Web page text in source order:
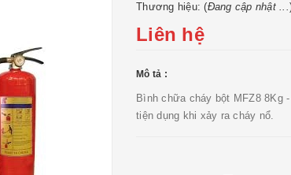
Thương hiệu: (Đang cập nhật ...
Liên hệ
Mô tả :
Bình chữa cháy bột MFZ8 8Kg
tiện dụng khi xảy ra cháy nổ.